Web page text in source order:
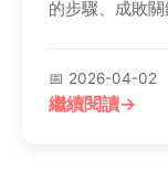
的步驟、成敗
📅 2026-04-02
繼續閱讀